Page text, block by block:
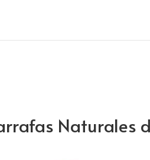
Naturales